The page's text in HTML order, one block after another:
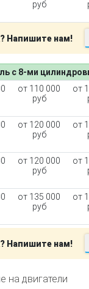
руб
Напишите нам!
с 8-ми
от 110 000
руб
от
от 120 000
руб
от
от 120 000
руб
от
от 135 000
руб
от
Напишите нам!
на двигатели